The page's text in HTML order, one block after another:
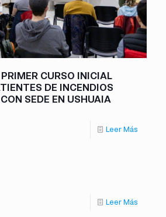
CURSO INICIAL
DE INCENDIOS
SEDE EN USHUAIA
Leer Más
Leer Más